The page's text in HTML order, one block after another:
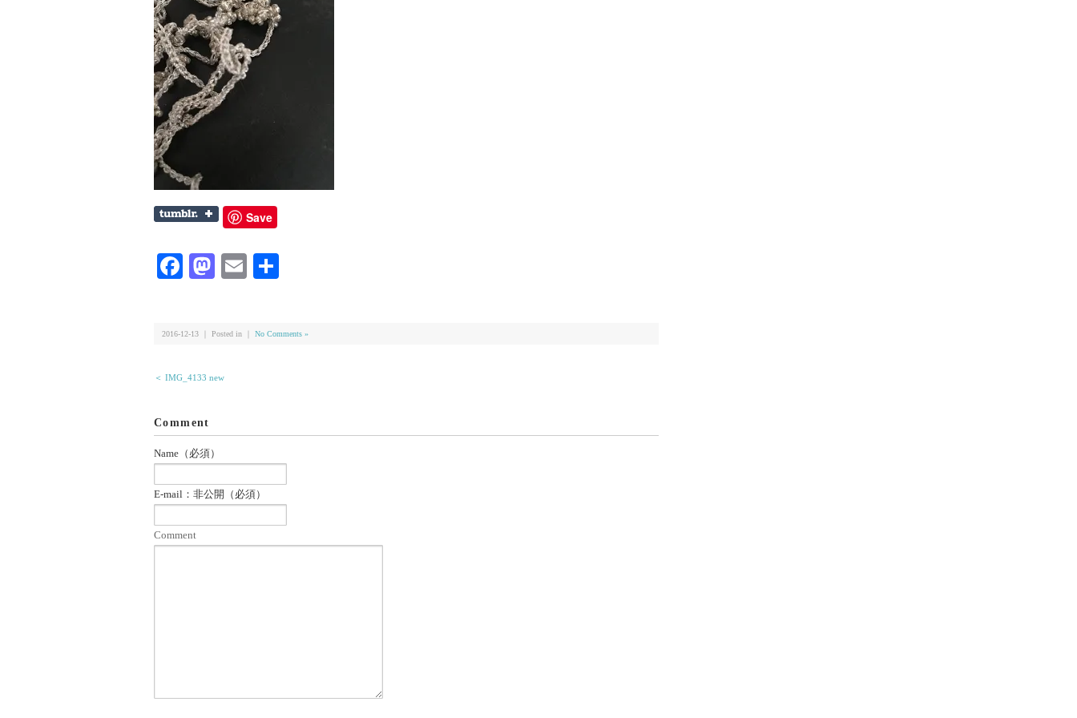
Save
Facebook
Mastodon
Email
2016-12-13 ｜ Posted in ｜ No Comments »
＜ IMG_4133 new
Comment
Name（必須）
E-mail：非公開（必須）
Comment